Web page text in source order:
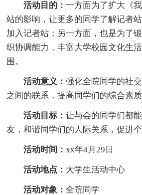
活动目的：一方面为了扩大《
站的影响，让更多的同学了解记者
加入记者站；另一方面，也是为了
织协调能力，丰富大学校园文化生
围。
活动意义：强化全院同学的社
之间的联系，提高同学们的综合素质
活动目标：让与会的同学们都
友，和谐同学们的人际关系，促进个
活动时间：xx年4月29日
活动地点： 大学生活动中心
活动对象：全院同学